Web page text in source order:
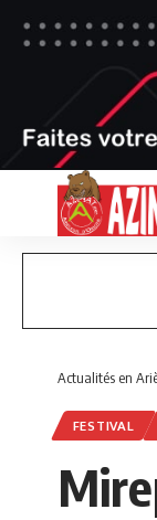
Actualités en
FESTIVAL